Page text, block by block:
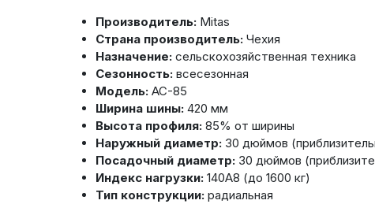
Производитель:Mitas
Страна производитель:Чехия
Назначение:сельскохозяйственная техника
Сезонность:всесезонная
Модель:AC-85
Ширина шины:420 мм
Высота профиля:85% от ширины
Наружный диаметр:30 дюймов
Посадочный диаметр:30 дюймов
Индекс нагрузки:140A8 (до 1600 кг)
Тип конструкции:радиальная